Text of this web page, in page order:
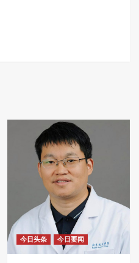
今日头条 今日要闻